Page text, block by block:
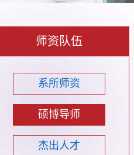
师资队伍
系所师资
硕博导师
杰出人才